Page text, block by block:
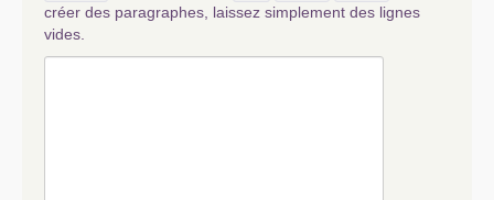
créer des paragraphes, laissez simplement des lignes
vides.